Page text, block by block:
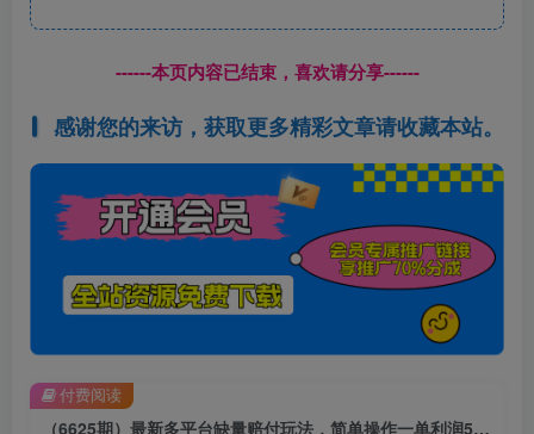
------本页内容已结束，喜欢请分享------
感谢您的来访，获取更多精彩文章请收藏本站。
（6625期）最新多平台缺量赔付玩法，简单操作一单利润500元
付费阅读